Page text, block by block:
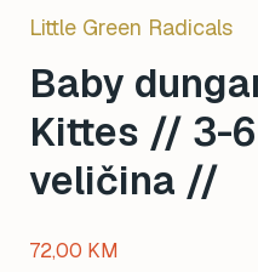
Little Green Radicals
Baby
Kittes // 3-
veličina //
72,00 KM